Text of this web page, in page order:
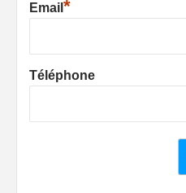
Email *
Téléphone